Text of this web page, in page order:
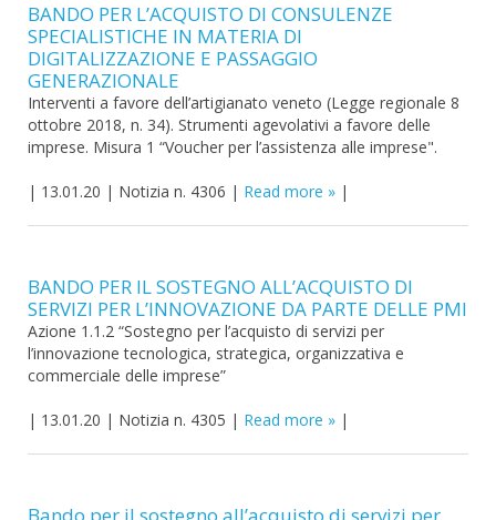
BANDO PER L’ACQUISTO DI CONSULENZE
SPECIALISTICHE IN MATERIA DI
DIGITALIZZAZIONE E PASSAGGIO
GENERAZIONALE
Interventi a favore dell’artigianato veneto (Legge regionale 8
ottobre 2018, n. 34). Strumenti agevolativi a favore delle
imprese. Misura 1 “Voucher per l’assistenza alle imprese".
| 13.01.20 | Notizia n. 4306 | Read more |
BANDO PER IL SOSTEGNO ALL’ACQUISTO DI
SERVIZI PER L’INNOVAZIONE DA PARTE DELLE PMI
Azione 1.1.2 “Sostegno per l’acquisto di servizi per
l’innovazione tecnologica, strategica, organizzativa e
commerciale delle imprese”
| 13.01.20 | Notizia n. 4305 | Read more |